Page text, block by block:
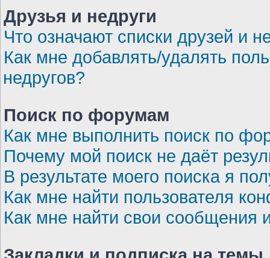
Друзья и недруги
Что означают списки друзей и
Как мне добавлять/удалять
недругов?
Поиск по форумам
Как мне выполнить поиск по
Почему мой поиск не даёт
В результате моего поиска я
Как мне найти пользователя
Как мне найти свои сообщения